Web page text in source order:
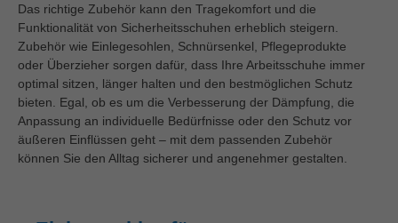
Das richtige Zubehör kann den Tragekomfort und die
Funktionalität von Sicherheitsschuhen erheblich steigern.
Zubehör wie Einlegesohlen, Schnürsenkel, Pflegeprodukte
oder Überzieher sorgen dafür, dass Ihre Arbeitsschuhe immer
optimal sitzen, länger halten und den bestmöglichen Schutz
bieten. Egal, ob es um die Verbesserung der Dämpfung, die
Anpassung an individuelle Bedürfnisse oder den Schutz vor
äußeren Einflüssen geht – mit dem passenden Zubehör
können Sie den Alltag sicherer und angenehmer gestalten.